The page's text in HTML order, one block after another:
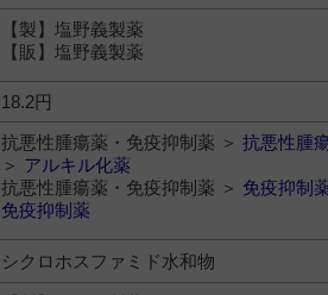
【製】塩野義製薬
【販】塩野義製薬
18.2円
抗悪性腫瘍薬・免疫抑制薬 ＞ 抗悪性腫
＞ アルキル化薬
抗悪性腫瘍薬・免疫抑制薬 ＞ 免疫抑制
免疫抑制薬
シクロホスファミド水和物